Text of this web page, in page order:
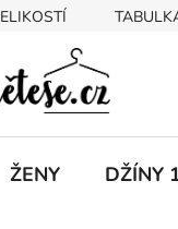
ŽENY DŽÍNY